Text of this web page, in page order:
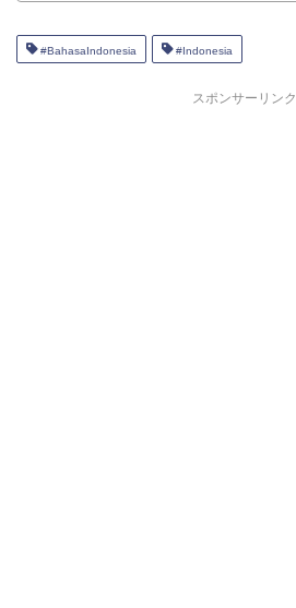
#BahasaIndonesia #Indonesia
スポンサーリンク